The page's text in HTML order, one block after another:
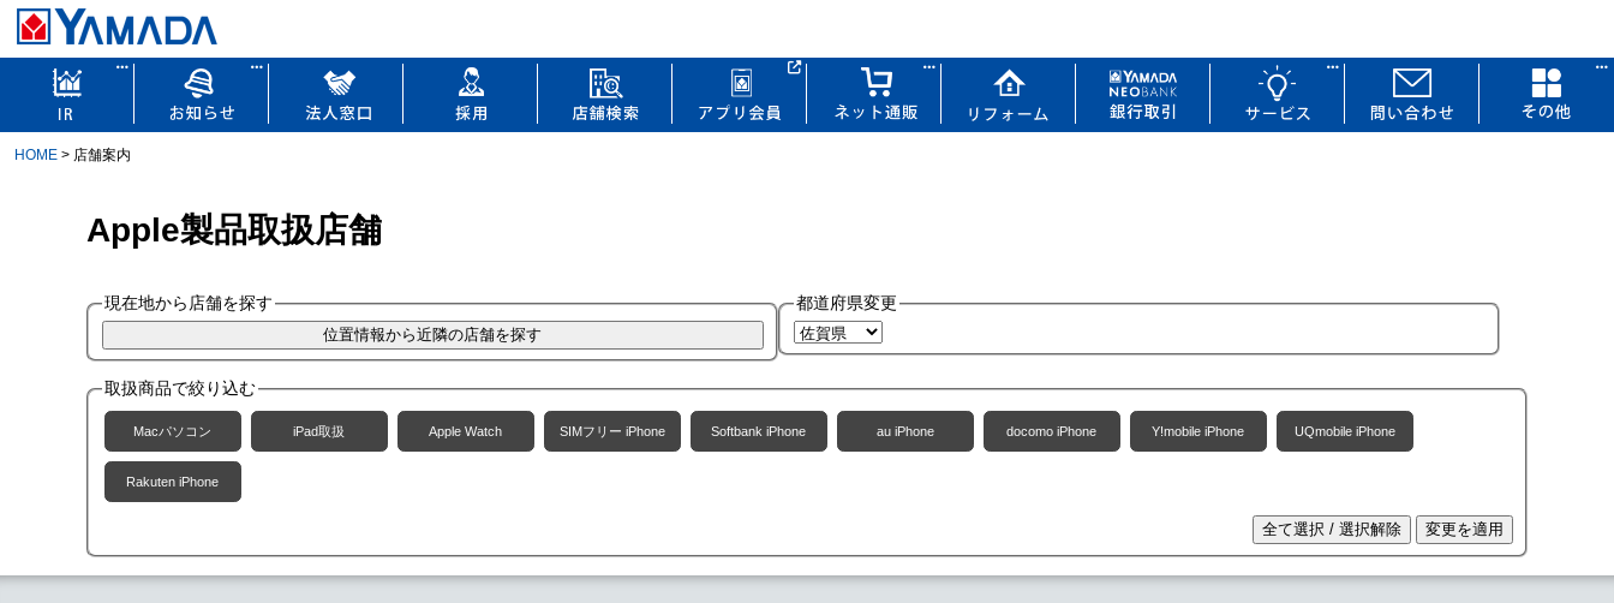
HOME > 店舗案内
Apple製品取扱店舗
現在地から店舗を探す 都道府県変更
取扱商品で絞り込む
Macパソコン iPad取扱 Apple Watch SIMフリー iPhone Softbank iPhone au iPhone docomo iPhone Y!mobile iPhone UQmobile iPhone
Rakuten iPhone